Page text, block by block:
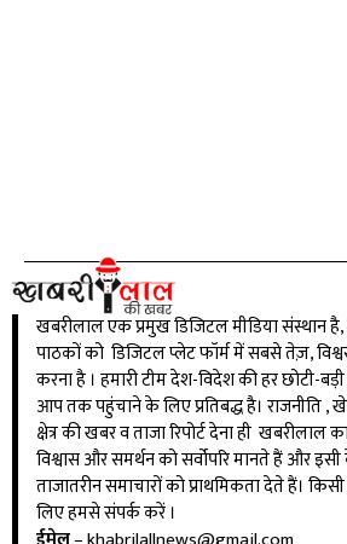
खबरीलाल एक प्रमुख डिजिटल मीडिया संस्थान
पाठकों को डिजिटल प्लेट फॉर्म में सबसे तेज़,
करना है । हमारी टीम देश-विदेश की हर छोटी-
आप तक पहुंचाने के लिए प्रतिबद्ध है। राजनीति ,
क्षेत्र की खबर व ताजा रिपोर्ट देना ही
विश्वास और समर्थन को सर्वोपरि मानते हैं और
ताजातरीन समाचारों को प्राथमिकता देते हैं।
लिए हमसे संपर्क करें ।